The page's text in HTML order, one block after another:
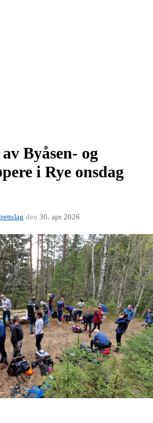
Byåsen- og
i Rye onsdag
den 30. apr 2026